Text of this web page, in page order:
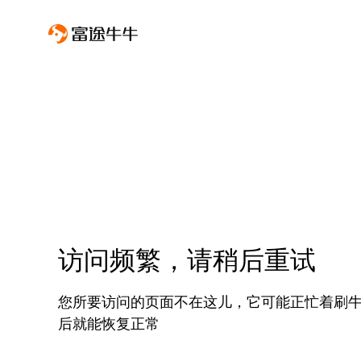
访问频繁，请稍后重试
您所要访问的页面不在这儿，它可能正忙着刷
后就能恢复正常